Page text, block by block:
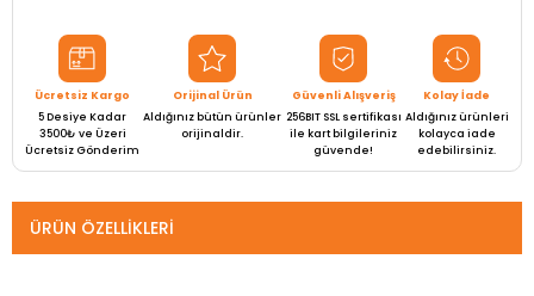
Ücretsiz Kargo
5 Desiye Kadar
3500₺ ve Üzeri
Ücretsiz Gönderim
Orijinal Ürün
Aldığınız bütün ürünler
orijinaldir.
Güvenli Alışveriş
256BIT SSL sertifikası
ile kart bilgileriniz
güvende!
Kolay İade
Aldığınız ürünleri
kolayca iade
edebilirsiniz.
ÜRÜN ÖZELLIKLERI